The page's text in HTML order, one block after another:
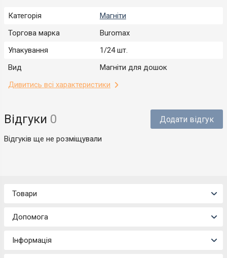
Категорія
Магніти
Торгова марка
Buromax
Упакування
1/24 шт.
Вид
Магніти для дошок
Дивитись всі характеристики
Відгуки 0 Додати відгук
Відгуків ще не розміщували
Товари
Допомога
Інформація